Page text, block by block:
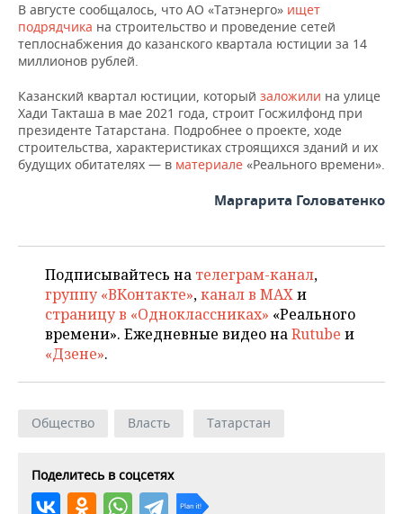
НЕФТЬ
ОПК
ЭНЕРГЕТИКА
РОЗНИЧНАЯ ТОРГОВЛЯ
ТРАНСПОРТ
УСЛУГИ
НОВОСТИ ТЕХНОЛОГИЙ
IT
МЕДИА
ТЕЛЕКОММУНИКАЦИИ
МЕРОПРИЯТИЯ
НОВОСТИ МЕРОПРИЯТИЙ
ВЫЕЗДНАЯ РЕДАКЦИЯ
БИЗНЕС-БРАНЧИ
СПОРТ
НОВОСТИ СПОРТА
ФУТБОЛ
КИБЕРСПОРТ
ФИГУРНОЕ КАТАНИЕ
ВОДНЫЕ ВИДЫ СПОРТА
ХОККЕЙ С МЯЧОМ
ОБЩЕСТВО
НОВОСТИ ОБЩЕСТВА
КУЛЬТУРА
МЕДИЦИНА
ОБРАЗОВАНИЕ
ПРОИСШЕСТВИЯ
ФОТОГАЛЕРЕЯ
СПИСОК КОМПАНИЙ
В августе сообщалось, что АО «Татэнерго» ищет
подрядчика на строительство и проведение сетей
теплоснабжения до казанского квартала юстиции за 14
миллионов рублей.
Казанский квартал юстиции, который заложили на улице
Хади Такташа в мае 2021 года, строит Госжилфонд при
президенте Татарстана. Подробнее о проекте, ходе
строительства, характеристиках строящихся зданий и их
будущих обитателях — в материале «Реального времени».
Маргарита Головатенко
Подписывайтесь на телеграм-канал,
группу «ВКонтакте»,канал в MAXи
страницу в «Одноклассниках» «Реального
времени». Ежедневные видео наRutube и
«Дзене».
Общество Власть Татарстан
Поделитесь в соцсетях